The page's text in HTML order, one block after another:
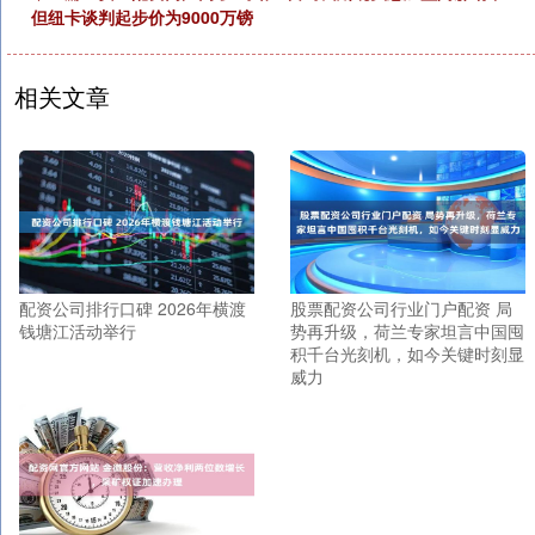
但纽卡谈判起步价为9000万镑
相关文章
配资公司排行口碑 2026年横渡
钱塘江活动举行
股票配资公司行业门户配资 局
势再升级，荷兰专家坦言中国囤
积千台光刻机，如今关键时刻显
威力